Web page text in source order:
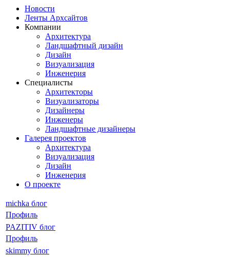
Новости
Ленты Архсайтов
Компании
Архитектура
Ландшафтный дизайн
Дизайн
Визуализация
Инженерия
Специалисты
Архитекторы
Визуализаторы
Дизайнеры
Инженеры
Ландшафтные дизайнеры
Галерея проектов
Архитектура
Визуализация
Дизайн
Инженерия
О проекте
michka блог
Профиль
PAZITIV блог
Профиль
skimmy блог